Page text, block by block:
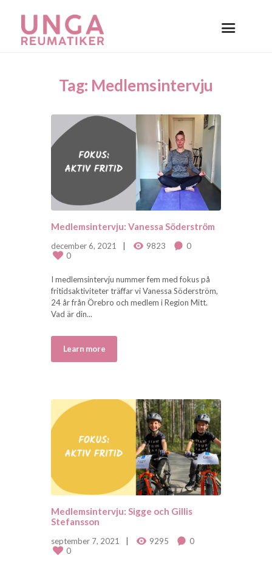
Tag: Medlemsintervju
Medlemsintervju: Vanessa Söderström
december 6, 2021 9823
0
0
I medlemsintervju nummer fem med fokus på
fritidsaktiviteter träffar vi Vanessa Söderström,
24 år från Örebro och medlem i Region Mitt.
Vad är din...
Learn more
Medlemsintervju: Sigge och Gillis
Stefansson
september 7, 2021 9295
0
0